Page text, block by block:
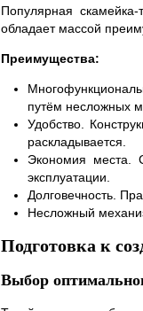
Популярная
обладает массой
Преимущества:
путём несложных
Удобство.
раскладывается.
Экономия места.
эксплуатации.
Долговечность.
Несложный
Подготовка к
Выбор